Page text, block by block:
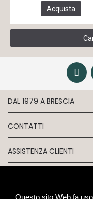
Acquista
DAL 1979 A BRESCIA
CONTATTI
ASSISTENZA CLIENTI